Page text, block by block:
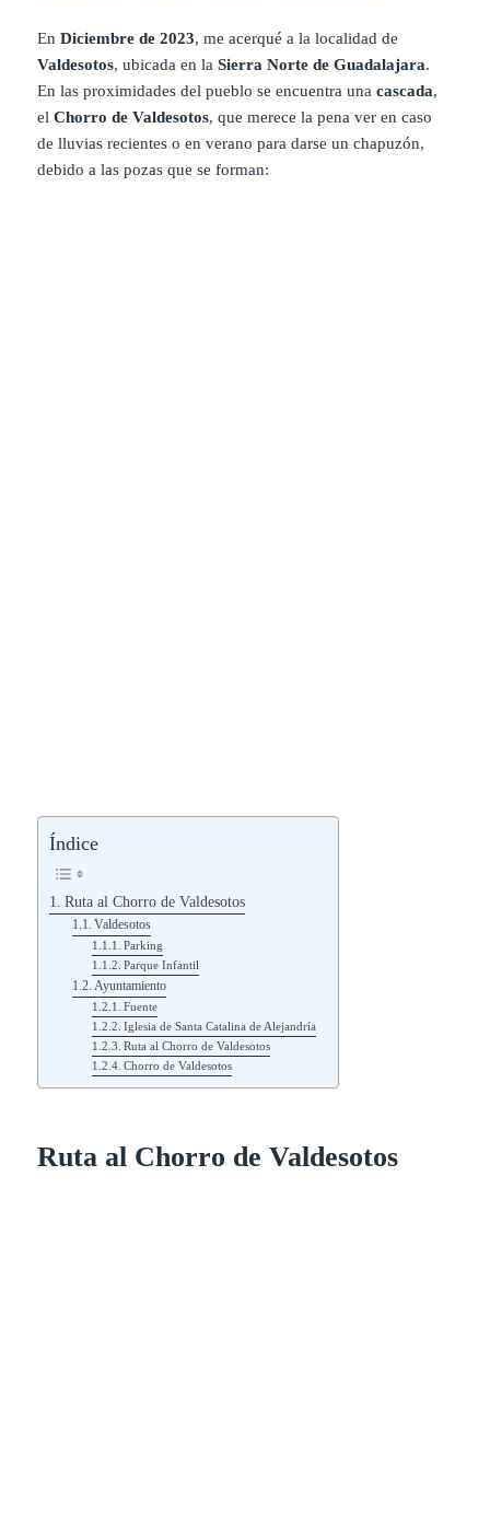
EnDiciembre de 2023, me acerqué a la localidad de
Valdesotos, ubicada en laSierra Norte de Guadalajara.
En las proximidades del pueblo se encuentra unacascada,
elChorro de Valdesotos, que merece la pena ver en caso
de lluvias recientes o en verano para darse un chapuzón,
debido a las pozas que se forman:
Índice
Ruta al Chorro de Valdesotos
Valdesotos
Parking
Parque Infantil
Ayuntamiento
Fuente
Iglesia de Santa Catalina de Alejandría
Ruta al Chorro de Valdesotos
Chorro de Valdesotos
Ruta al Chorro de Valdesotos